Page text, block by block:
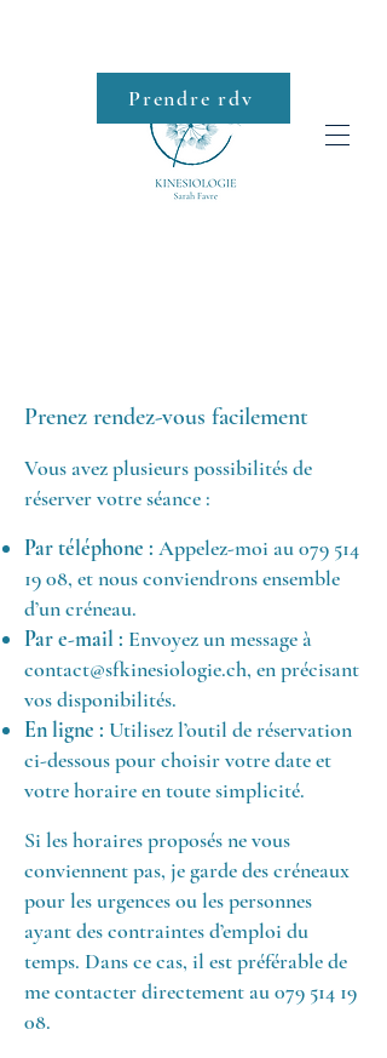
Roll-on
Prendre rdv
Prenez rendez-vous facilement
Vous avez plusieurs possibilités de
réserver votre séance :
Par téléphone : Appelez-moi au079 514
19 08, et nous conviendrons ensemble
d’un créneau.
Par e-mail : Envoyez un message à
contact@sfkinesiologie.ch, en précisant
vos disponibilités.
En ligne : Utilisez l’outil de réservation
ci-dessous pour choisir votre date et
votre horaire en toute simplicité.
Si les horaires proposés ne vous
conviennent pas, je garde des créneaux
pour les urgences ou les personnes
ayant des contraintes d’emploi du
temps. Dans ce cas, il est préférable de
me contacter directement au079 514 19
08.